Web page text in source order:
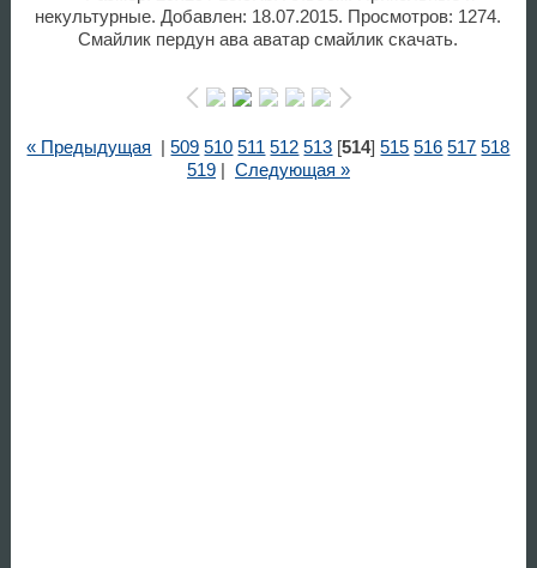
некультурные. Добавлен: 18.07.2015. Просмотров: 1274.
Смайлик пердун ава аватар смайлик скачать.
« Предыдущая |509 510 511 512 513 [514]515 516 517 518
519| Следующая »